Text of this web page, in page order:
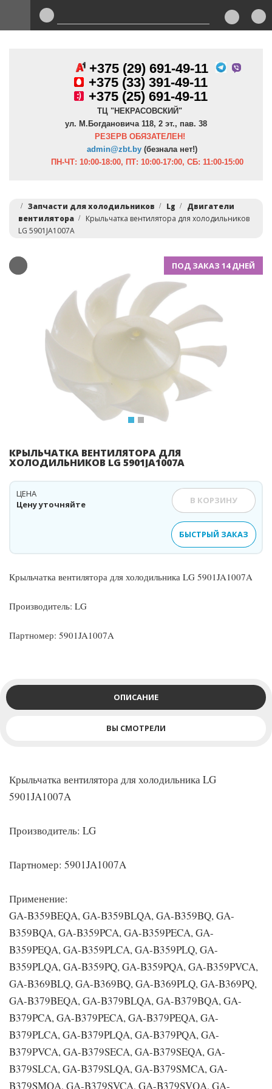
+375 (29) 691-49-11
+375 (33) 391-49-11
+375 (25) 691-49-11
ТЦ "НЕКРАСОВСКИЙ"
ул. М.Богдановича 118, 2 эт., пав. 38
РЕЗЕРВ ОБЯЗАТЕЛЕН!
admin@zbt.by (безнала нет!)
ПН-ЧТ: 10:00-18:00, ПТ: 10:00-17:00, СБ: 11:00-15:00
Запчасти для холодильников Lg
Двигатели
вентилятора
Крыльчатка вентилятора для холодильников
LG 5901JA1007A
ПОД ЗАКАЗ 14 ДНЕЙ
Previous
КРЫЛЬЧАТКА ВЕНТИЛЯТОРА ДЛЯ
ХОЛОДИЛЬНИКОВ LG 5901JA1007A
Цену уточняйте
ЦЕНА
В КОРЗИНУ
БЫСТРЫЙ ЗАКАЗ
Крыльчатка вентилятора для холодильника LG 5901JA1007A
Производитель: LG
Партномер: 5901JA1007A
ОПИСАНИЕ
ВЫ СМОТРЕЛИ
Крыльчатка вентилятора для холодильника LG
5901JA1007A
Производитель: LG
Партномер: 5901JA1007A
Применение:
GA-B359BEQA, GA-B359BLQA, GA-B359BQ, GA-
B359BQA, GA-B359PCA, GA-B359PECA, GA-
B359PEQA, GA-B359PLCA, GA-B359PLQ, GA-
B359PLQA, GA-B359PQ, GA-B359PQA, GA-B359PVCA,
GA-B369BLQ, GA-B369BQ, GA-B369PLQ, GA-B369PQ,
GA-B379BEQA, GA-B379BLQA, GA-B379BQA, GA-
B379PCA, GA-B379PECA, GA-B379PEQA, GA-
B379PLCA, GA-B379PLQA, GA-B379PQA, GA-
B379PVCA, GA-B379SECA, GA-B379SEQA, GA-
B379SLCA, GA-B379SLQA, GA-B379SMCA, GA-
B379SMQA, GA-B379SVCA, GA-B379SVQA, GA-